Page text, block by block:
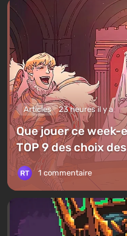
Articles 23 heures il y a
Que jouer ce week-
TOP 9 des choix
1 commentaire